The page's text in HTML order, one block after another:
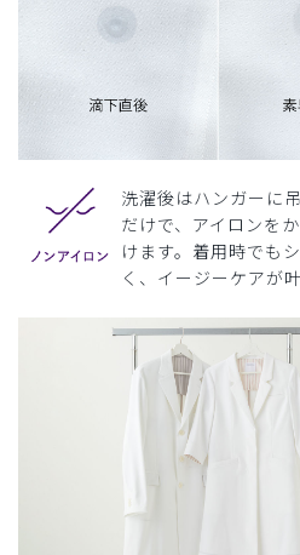
洗濯後はハンガーに
だけで、アイロンを
けます。着用時でも
く、イージーケアが叶